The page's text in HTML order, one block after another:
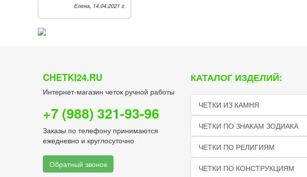
Елена, 14.04.2021 г.
CHETKI24.RU
Интернет-магазин четок ручной работы
+7 (988) 321-93-96
Заказы по телефону принимаются
ежедневно и круглосуточно
Обратный звонок
КАТАЛОГ ИЗДЕЛИЙ:
ЧЕТКИ ИЗ КАМНЯ
ЧЕТКИ ПО ЗНАКАМ ЗОДИАКА
ЧЕТКИ ПО РЕЛИГИЯМ
ЧЕТКИ ПО КОНСТРУКЦИЯМ